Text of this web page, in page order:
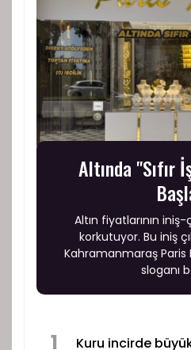
Altında "Sıfır
Altın fiyatlarının iniş-
korkutuyor. Bu iniş
Kahramanmaraş Paris
sloganı
1 Kuru incirde